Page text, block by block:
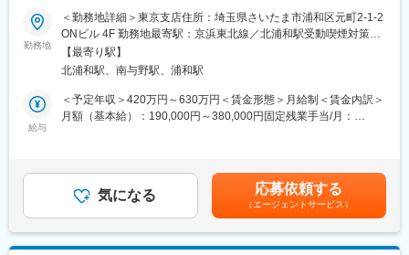
違和感を覚え、大手保険会社を退職して2005年に設立した会社で
す。違和感があったのは、営業所内でトップのセールス実績を残
していましたが、「お客様のため」よりも「売るため」のビジネ
スをしていたからです。当社の仕事は、中小企業のお金に関する
困りごと、コスト削減や資産形成、従業員のモチベーションUPの
助けとなる手段の導入を案内することです。「保険をこれだけ売
れ」という「ノルマ」は存在せず、「お客様のことを考え続け
■業務内容：
・顧客保全業務
・契約更新業務
※既存のお客様の応対をお任せいたします！難しい業務は一切ござ
いませんので安心して働けます！
■魅力：
・人生に役立つお金の知識が仕事を通じて身につけられる。
・昇給・賞与あり、皆さんの頑張りをしっかりと評価します。
・充実の教育体制、知識と人間力アップの投資をします。
・完全週休2日、年間休日120日以上、仕事とプライベートの両立
勤務地
＜勤務地詳細＞東京支店住所：埼玉県さいたま市浦和区元町2-1-2
ONビル 4F 勤務地最寄駅：京浜東北線／北浦和駅受動喫煙対策：
敷地内全面禁煙変更の範囲：無
【最寄り駅】
北浦和駅、南与野駅、浦和駅
給与
＜予定年収＞420万円～630万円＜賃金形態＞月給制＜賃金内訳＞
月額（基本給）：190,000円～380,000円固定残業手当/月：
給いたします。※別途インセンティブあり※能力・経験によって決
定します■昇給：年1回■賞与：年2回＋決算賞与1回■モデル年収：
5,000,000円／入社3年目・営業事務30歳6,200,000円／入社5年
目・営業課長38歳賃金はあくまでも目安の金額であり、選考を通
じて上下する可能性があります。月給(月額)は固定手当を含めた表
気になる 応募依頼する
（エージェントサービス）